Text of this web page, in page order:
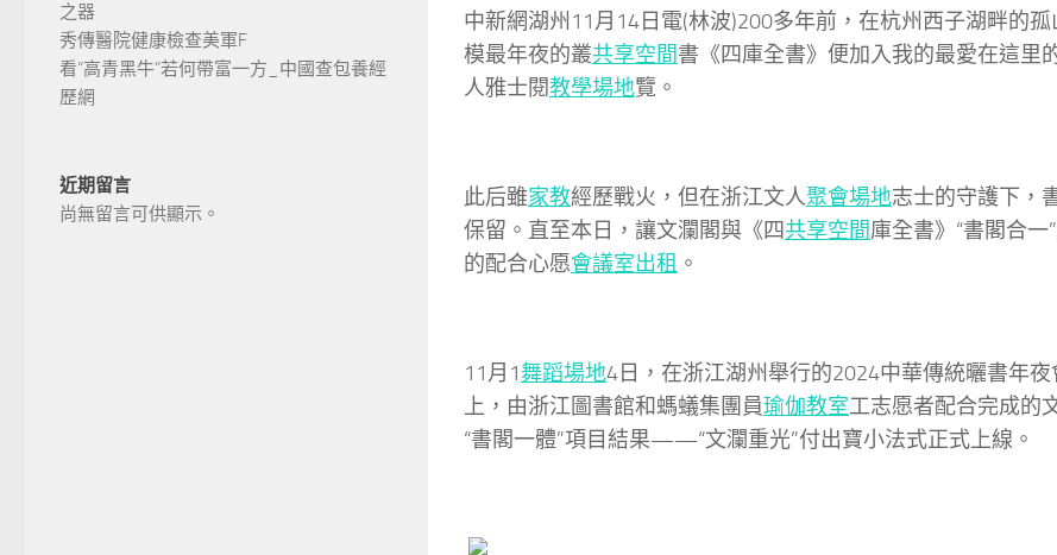
中新網湖州11月14日電(林波)200多年前，在杭州西子湖畔的
模最年夜的叢共享空間書《四庫全書》便加入我的最愛在這里
人雅士閱教學場地覽。
此后雖家教經歷戰火，但在浙江文人聚會場地志士的守護下，
保留。直至本日，讓文瀾閣與《四共享空間庫全書》“書閣合
的配合心愿會議室出租 。
11月1舞蹈場地4日，在浙江湖州舉行的2024中華傳統曬書年
上，由浙江圖書館和螞蟻集團員瑜伽教室工志愿者配合完成的
“書閣一體”項目結果——“文瀾重光”付出寶小法式正式上線。
之器
秀傳醫院健康檢查美軍F
看“高青黑牛”若何帶富一方_中國查包養經
歷網
近期留言
尚無留言可供顯示。